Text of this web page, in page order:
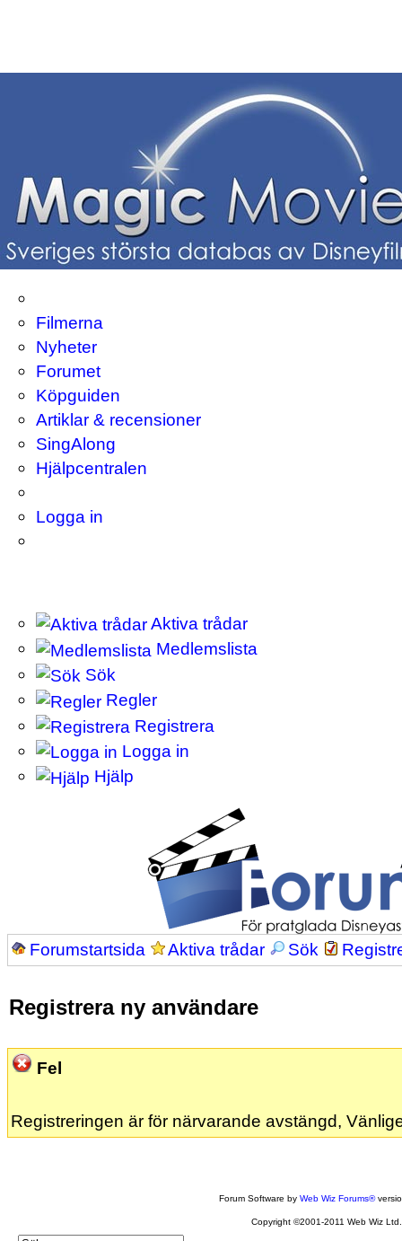
Filmerna
Nyheter
Forumet
Köpguiden
Artiklar & recensioner
SingAlong
Hjälpcentralen
Logga in
Aktiva trådar
Medlemslista
Sök
Regler
Registrera
Logga in
Hjälp
Forumstartsida Aktiva trådar Sök
Registrera ny användare
Fel
Registreringen är för närvarande avstängd,
Forum Software byWeb Wiz Forums®
Copyright ©2001-2011 Web Wiz Ltd.